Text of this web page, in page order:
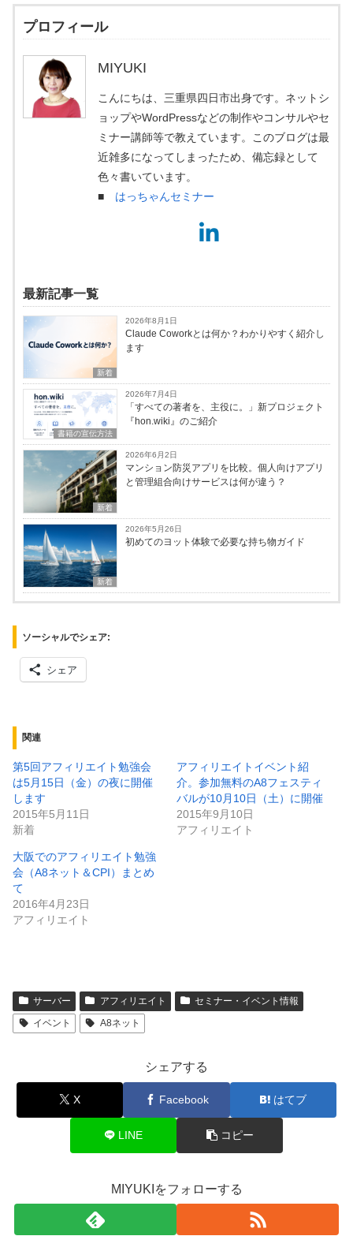
プロフィール
MIYUKI
こんにちは、三重県四日市出身です。ネットシ
ョップやWordPressなどの制作やコンサルやセ
ミナー講師等で教えています。このブログは最
近雑多になってしまったため、備忘録として
色々書いています。
■ はっちゃんセミナー
最新記事一覧
新着
2026年8月1日
Claude Coworkとは何か？わかりやすく紹介し
ます
書籍の宣伝方法
2026年7月4日
「すべての著者を、主役に。」新プロジェクト
『hon.wiki』のご紹介
新着
2026年6月2日
マンション防災アプリを比較。個人向けアプリ
と管理組合向けサービスは何が違う？
新着
2026年5月26日
初めてのヨット体験で必要な持ち物ガイド
ソーシャルでシェア:
シェア
関連
第5回アフィリエイト勉強会
は5月15日（金）の夜に開催
します
2015年5月11日
新着
アフィリエイトイベント紹
介。参加無料のA8フェスティ
バルが10月10日（土）に開催
2015年9月10日
アフィリエイト
大阪でのアフィリエイト勉強
会（A8ネット＆CPI）まとめ
て
2016年4月23日
アフィリエイト
サーバー アフィリエイト
セミナー・イベント情報
イベント
A8ネット
シェアする
X Facebook はてブ
LINE コピー
MIYUKIをフォローする